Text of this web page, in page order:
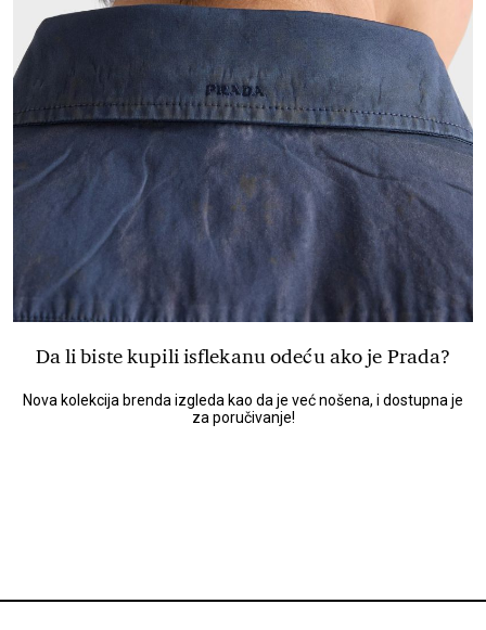
Da li biste kupili isflekanu odeću ako je Prada?
Nova kolekcija brenda izgleda kao da je već nošena, i dostupna je
za poručivanje!